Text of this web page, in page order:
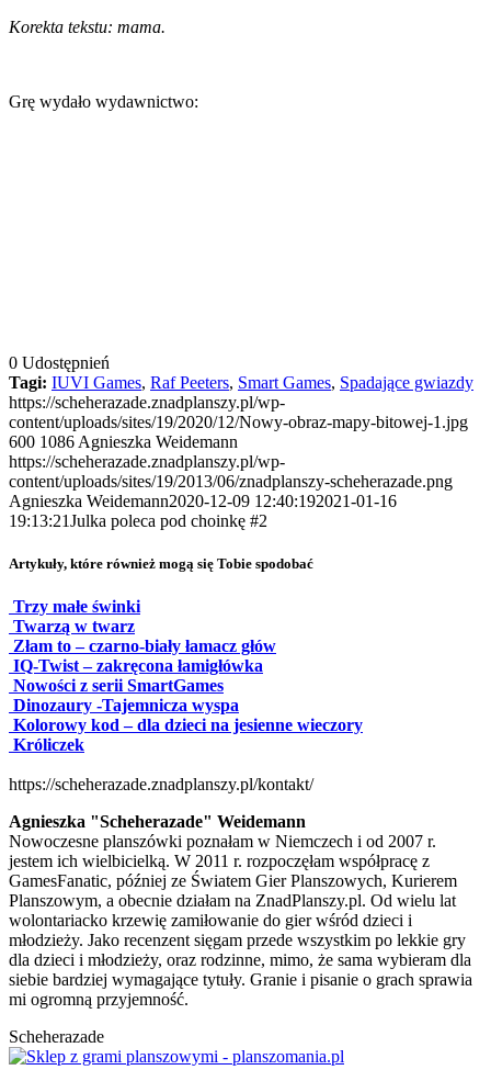
Korekta tekstu: mama.
Grę wydało wydawnictwo:
0 Udostępnień
Tagi: IUVI Games, Raf Peeters, Smart Games, Spadające gwiazdy
https://scheherazade.znadplanszy.pl/wp-
content/uploads/sites/19/2020/12/Nowy-obraz-mapy-bitowej-1.jpg
600 1086 Agnieszka Weidemann
https://scheherazade.znadplanszy.pl/wp-
content/uploads/sites/19/2013/06/znadplanszy-scheherazade.png
Agnieszka Weidemann2020-12-09 12:40:192021-01-16
19:13:21Julka poleca pod choinkę #2
Artykuły, które również mogą się Tobie spodobać
Trzy małe świnki
Twarzą w twarz
Złam to – czarno-biały łamacz głów
IQ-Twist – zakręcona łamigłówka
Nowości z serii SmartGames
Dinozaury -Tajemnicza wyspa
Kolorowy kod – dla dzieci na jesienne wieczory
Króliczek
https://scheherazade.znadplanszy.pl/kontakt/
Agnieszka "Scheherazade" Weidemann
Nowoczesne planszówki poznałam w Niemczech i od 2007 r.
jestem ich wielbicielką. W 2011 r. rozpoczęłam współpracę z
GamesFanatic, później ze Światem Gier Planszowych, Kurierem
Planszowym, a obecnie działam na ZnadPlanszy.pl. Od wielu lat
wolontariacko krzewię zamiłowanie do gier wśród dzieci i
młodzieży. Jako recenzent sięgam przede wszystkim po lekkie gry
dla dzieci i młodzieży, oraz rodzinne, mimo, że sama wybieram dla
siebie bardziej wymagające tytuły. Granie i pisanie o grach sprawia
mi ogromną przyjemność.
Scheherazade